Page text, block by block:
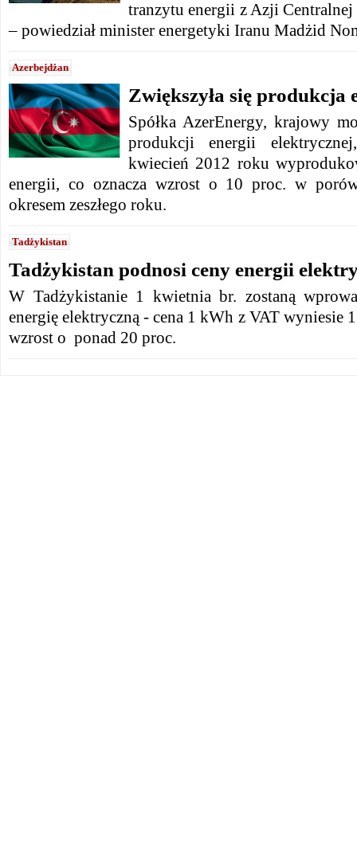
tranzytu energii z Azji
– powiedział minister energetyki Iranu Madżid
Azerbejdżan
Zwiększyła się produkcja
Spółka AzerEnergy, krajowy
produkcji energii
kwiecień 2012 roku
energii, co oznacza wzrost o 10 proc. w
okresem zeszłego roku.
Tadżykistan
Tadżykistan podnosi ceny energii
W Tadżykistanie 1 kwietnia br. zostaną
energię elektryczną - cena 1 kWh z VAT wyniesie
wzrost o ponad 20 proc.